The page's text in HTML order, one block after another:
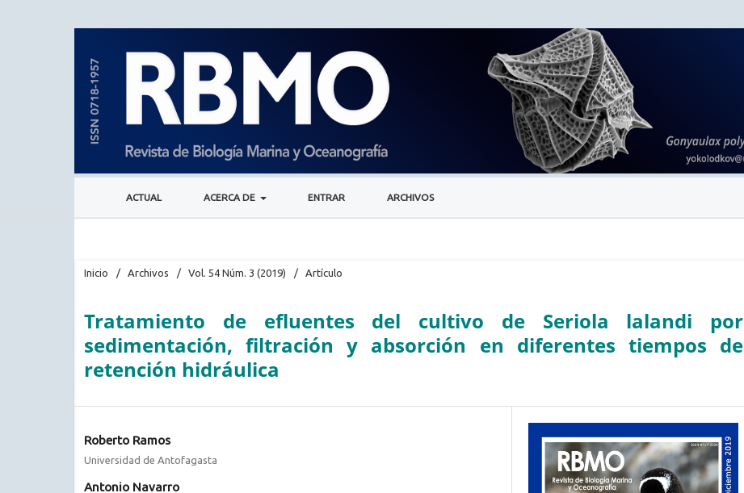
ACTUAL ACERCA DE ENTRAR ARCHIVOS
Inicio / Archivos / Vol. 54 Núm. 3 (2019) / Artículo
Tratamiento de efluentes del cultivo de Seriola lalandi por
sedimentación, filtración y absorción en diferentes tiempos de
retención hidráulica
Roberto Ramos
Universidad de Antofagasta
Antonio Navarro